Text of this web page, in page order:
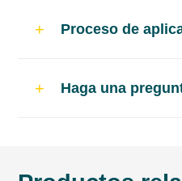
Proceso de
Haga una